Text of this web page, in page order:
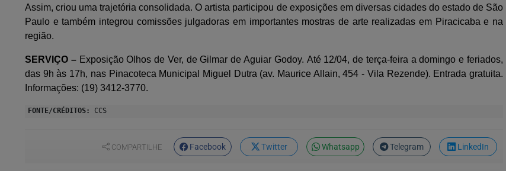
Assim, criou uma trajetória consolidada. O artista participou de exposições em diversas cidades do estado de São
Paulo e também integrou comissões julgadoras em importantes mostras de arte realizadas em Piracicaba e na
região.
SERVIÇO –Exposição Olhos de Ver, de Gilmar de Aguiar Godoy. Até 12/04, de terça-feira a domingo e feriados,
das 9h às 17h, nas Pinacoteca Municipal Miguel Dutra (av. Maurice Allain, 454 - Vila Rezende). Entrada gratuita.
Informações: (19) 3412-3770.
FONTE/CRÉDITOS: CCS
COMPARTILHE Facebook Twitter Whatsapp Telegram LinkedIn